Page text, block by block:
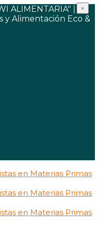
ALIMENTARIA" |
y Alimentación Eco &
×